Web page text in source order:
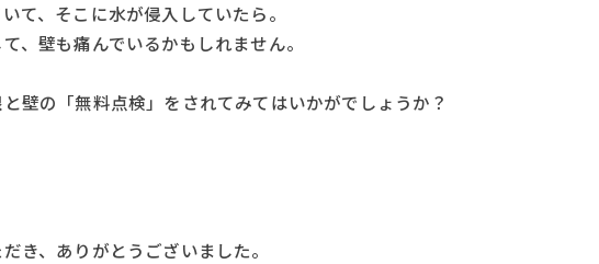
て、そこに水が侵入していたら。
、壁も痛んでいるかもしれません。
壁の「無料点検」をされてみてはいかがでしょうか？
き、ありがとうございました。